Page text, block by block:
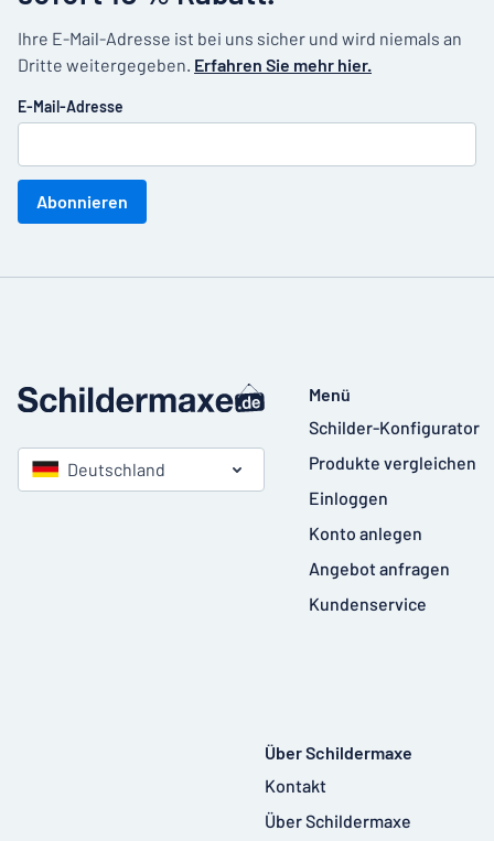
Ihre E-Mail-Adresse ist bei uns sicher und wird niemals an
Dritte weitergegeben. Erfahren Sie mehr hier.
E-Mail-Adresse
Abonnieren
Deutschland
Menü
Schilder-Konfigurator
Produkte vergleichen
Einloggen
Konto anlegen
Angebot anfragen
Kundenservice
Über Schildermaxe
Kontakt
Über Schildermaxe